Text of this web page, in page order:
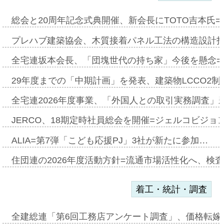
総会と20周年記念式典開催、新会長にTOTO吉本氏
プレハブ建築協会、木質接着パネル工法の構造設
全宅連坂本会長、「団塊世代の持ち家」今後を懸
29年度までの「中期計画」を発表、建築物LCCO2
全宅連2026年度事業、「外国人との取引実務調査
JERCO、18期定時社員総会を開催=ジェルコビジ
ALIA=第7弾「こども応援PJ」3社が新たに参加…
住団連の2026年度活動方針=流通市場活性化へ、検
着工・統計・調査
全建総連「第6回工務店アンケート調査」、価格転